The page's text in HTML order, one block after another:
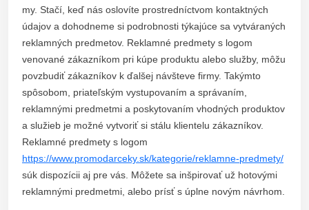
my. Stačí, keď nás oslovíte prostredníctvom kontaktných
údajov a dohodneme si podrobnosti týkajúce sa vytváraných
reklamných predmetov. Reklamné predmety s logom
venované zákazníkom pri kúpe produktu alebo služby, môžu
povzbudiť zákazníkov k ďalšej návšteve firmy. Takýmto
spôsobom, priateľským vystupovaním a správaním,
reklamnými predmetmi a poskytovaním vhodných produktov
a služieb je možné vytvoriť si stálu klientelu zákazníkov.
Reklamné predmety s logom
https://www.promodarceky.sk/kategorie/reklamne-predmety/
súk dispozícii aj pre vás. Môžete sa inšpirovať už hotovými
reklamnými predmetmi, alebo prísť s úplne novým návrhom.